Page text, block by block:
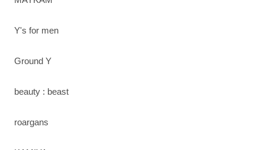
Y's for men
Ground Y
beauty : beast
roargans